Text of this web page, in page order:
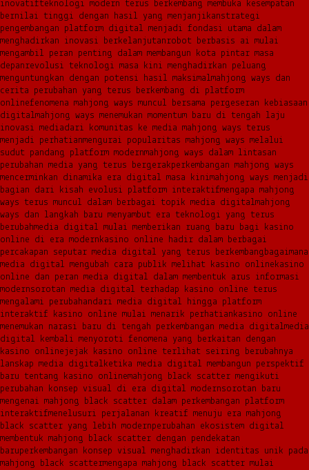
inovatifteknologi modern terus berkembang membuka kesempatan
bernilai tinggi dengan hasil yang menjanjikanstrategi
pengembangan platform digital menjadi fondasi utama dalam
menghadirkan inovasi berkelanjutanrobot berbasis ai mulai
mengambil peran penting dalam membangun kota pintar masa
depanrevolusi teknologi masa kini menghadirkan peluang
menguntungkan dengan potensi hasil maksimalmahjong ways dan
cerita perubahan yang terus berkembang di platform
onlinefenomena mahjong ways muncul bersama pergeseran kebiasaan
digitalmahjong ways menemukan momentum baru di tengah laju
inovasi mediadari komunitas ke media mahjong ways terus
menjadi perhatianmengurai popularitas mahjong ways melalui
sudut pandang platform modernmahjong ways dalam lintasan
perubahan media yang terus bergerakperkembangan mahjong ways
mencerminkan dinamika era digital masa kinimahjong ways menjadi
bagian dari kisah evolusi platform interaktifmengapa mahjong
ways terus muncul dalam berbagai topik media digitalmahjong
ways dan langkah baru menyambut era teknologi yang terus
berubahmedia digital mulai memberikan ruang baru bagi kasino
online di era modernkasino online hadir dalam berbagai
percakapan seputar media digital yang terus berkembangbagaimana
media digital mengubah cara publik melihat kasino onlinekasino
online dan peran media digital dalam membentuk arus informasi
modernsorotan media digital terhadap kasino online terus
mengalami perubahandari media digital hingga platform
interaktif kasino online mulai menarik perhatiankasino online
menemukan narasi baru di tengah perkembangan media digitalmedia
digital kembali menyoroti fenomena yang berkaitan dengan
kasino onlinejejak kasino online terlihat seiring berubahnya
lanskap media digitalketika media digital membangun perspektif
baru tentang kasino onlinemahjong black scatter mengikuti
perubahan konsep visual di era digital modernsorotan baru
mengenai mahjong black scatter dalam perkembangan platform
interaktifmenelusuri perjalanan kreatif menuju era mahjong
black scatter yang lebih modernperubahan ekosistem digital
membentuk mahjong black scatter dengan pendekatan
baruperkembangan konsep visual menghadirkan identitas unik pada
mahjong black scattermengapa mahjong black scatter mulai